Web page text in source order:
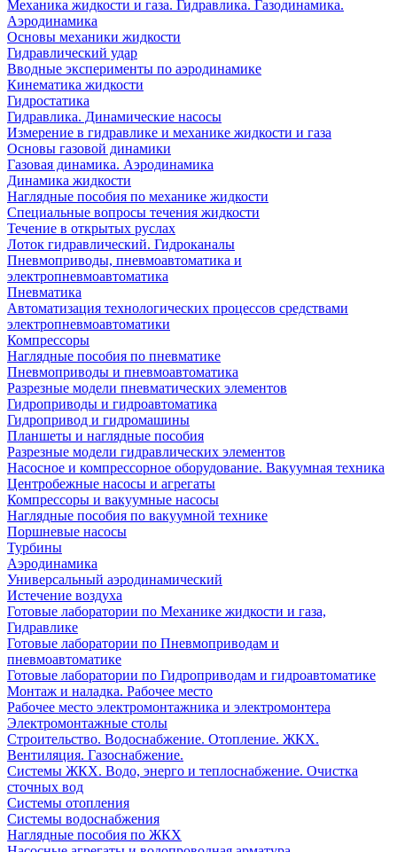
Механика жидкости и газа. Гидравлика. Газодинамика.
Аэродинамика
Основы механики жидкости
Гидравлический удар
Вводные эксперименты по аэродинамике
Кинематика жидкости
Гидростатика
Гидравлика. Динамические насосы
Измерение в гидравлике и механике жидкости и газа
Основы газовой динамики
Газовая динамика. Аэродинамика
Динамика жидкости
Наглядные пособия по механике жидкости
Специальные вопросы течения жидкости
Течение в открытых руслах
Лоток гидравлический. Гидроканалы
Пневмоприводы, пневмоавтоматика и
электропневмоавтоматика
Пневматика
Автоматизация технологических процессов средствами
электропневмоавтоматики
Компрессоры
Наглядные пособия по пневматике
Пневмоприводы и пневмоавтоматика
Разрезные модели пневматических элементов
Гидроприводы и гидроавтоматика
Гидропривод и гидромашины
Планшеты и наглядные пособия
Разрезные модели гидравлических элементов
Насосное и компрессорное оборудование. Вакуумная техника
Центробежные насосы и агрегаты
Компрессоры и вакуумные насосы
Наглядные пособия по вакуумной технике
Поршневые насосы
Турбины
Аэродинамика
Универсальный аэродинамический
Истечение воздуха
Готовые лаборатории по Механике жидкости и газа,
Гидравлике
Готовые лаборатории по Пневмоприводам и
пневмоавтоматике
Готовые лаборатории по Гидроприводам и гидроавтоматике
Монтаж и наладка. Рабочее место
Рабочее место электромонтажника и электромонтера
Электромонтажные столы
Строительство. Водоснабжение. Отопление. ЖКХ.
Вентиляция. Газоснабжение.
Системы ЖКХ. Водо, энерго и теплоснабжение. Очистка
сточных вод
Системы отопления
Системы водоснабжения
Наглядные пособия по ЖКХ